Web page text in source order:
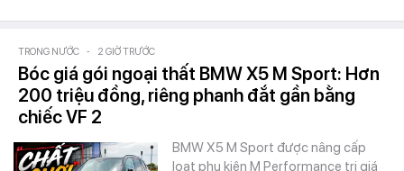
TRONG NƯỚC - 2 GIỜ TRƯỚC
Bóc giá gói ngoại thất BMW X5 M Sport: Hơn
200 triệu đồng, riêng phanh đắt gần bằng
chiếc VF 2
BMW X5 M Sport được nâng cấp
loạt phụ kiện M Performance trị giá